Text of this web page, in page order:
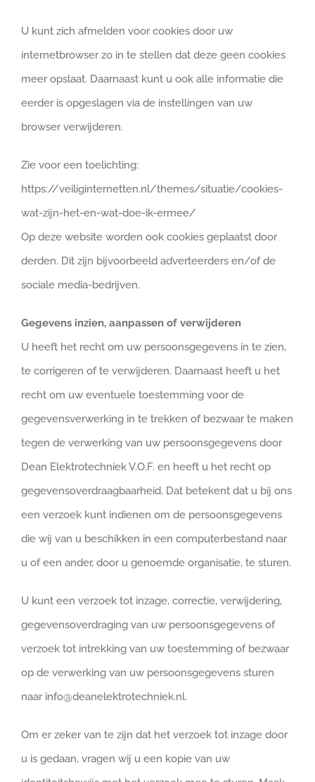
U kunt zich afmelden voor cookies door uw
internetbrowser zo in te stellen dat deze geen cookies
meer opslaat. Daarnaast kunt u ook alle informatie die
eerder is opgeslagen via de instellingen van uw
browser verwijderen.
Zie voor een toelichting:
https://veiliginternetten.nl/themes/situatie/cookies-
wat-zijn-het-en-wat-doe-ik-ermee/
Op deze website worden ook cookies geplaatst door
derden. Dit zijn bijvoorbeeld adverteerders en/of de
sociale media-bedrijven.
Gegevens inzien, aanpassen of verwijderen
U heeft het recht om uw persoonsgegevens in te zien,
te corrigeren of te verwijderen. Daarnaast heeft u het
recht om uw eventuele toestemming voor de
gegevensverwerking in te trekken of bezwaar te maken
tegen de verwerking van uw persoonsgegevens door
Dean Elektrotechniek V.O.F. en heeft u het recht op
gegevensoverdraagbaarheid. Dat betekent dat u bij ons
een verzoek kunt indienen om de persoonsgegevens
die wij van u beschikken in een computerbestand naar
u of een ander, door u genoemde organisatie, te sturen.
U kunt een verzoek tot inzage, correctie, verwijdering,
gegevensoverdraging van uw persoonsgegevens of
verzoek tot intrekking van uw toestemming of bezwaar
op de verwerking van uw persoonsgegevens sturen
naar info@deanelektrotechniek.nl.
Om er zeker van te zijn dat het verzoek tot inzage door
u is gedaan, vragen wij u een kopie van uw